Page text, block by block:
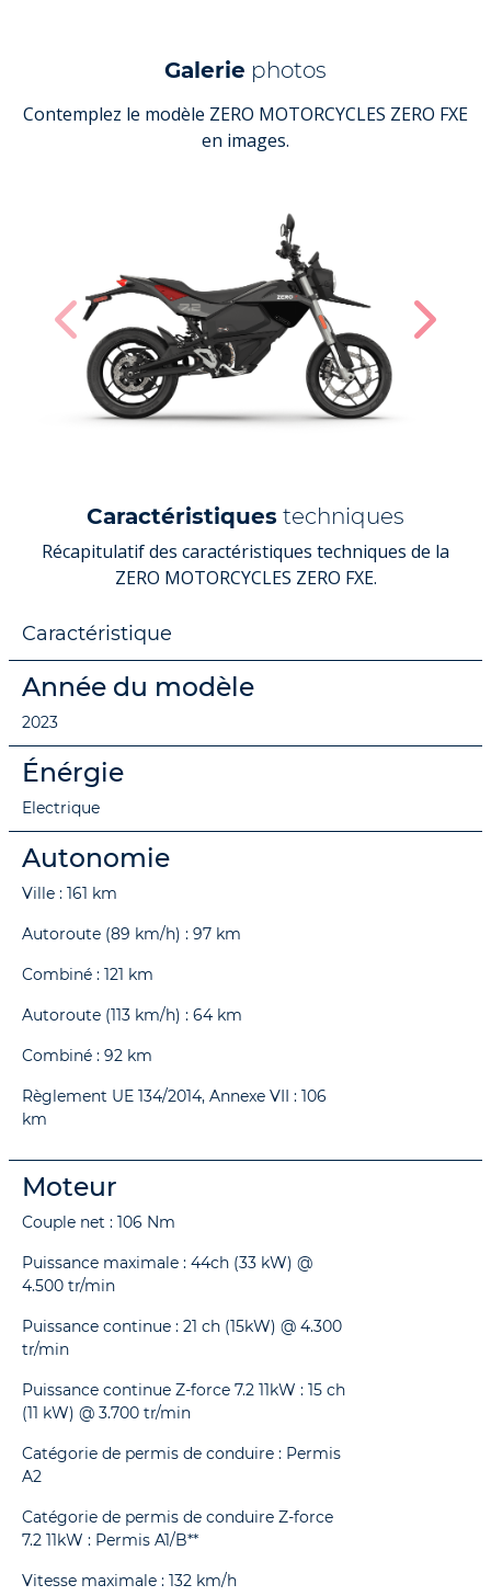
Galerie photos
Contemplez le modèle ZERO MOTORCYCLES ZERO FXE
en images.
Caractéristiques techniques
Récapitulatif des caractéristiques techniques de la
ZERO MOTORCYCLES ZERO FXE.
Caractéristique
Année du modèle
2023
Énérgie
Electrique
Autonomie
Ville : 161 km
Autoroute (89 km/h) : 97 km
Combiné : 121 km
Autoroute (113 km/h) : 64 km
Combiné : 92 km
Règlement UE 134/2014, Annexe VII : 106
km
Moteur
Couple net : 106 Nm
Puissance maximale : 44ch (33 kW) @
4.500 tr/min
Puissance continue : 21 ch (15kW) @ 4.300
tr/min
Puissance continue Z-force 7.2 11kW : 15 ch
(11 kW) @ 3.700 tr/min
Catégorie de permis de conduire : Permis
A2
Catégorie de permis de conduire Z-force
7.2 11kW : Permis A1/B**
Vitesse maximale : 132 km/h